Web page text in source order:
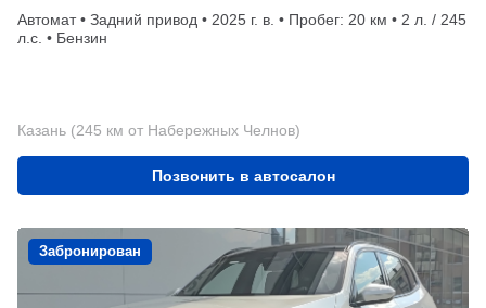
Автомат • Задний привод • 2025 г. в. • Пробег: 20 км • 2 л. / 245
л.с. • Бензин
Казань (245 км от Набережных Челнов)
Позвонить в автосалон
Забронирован